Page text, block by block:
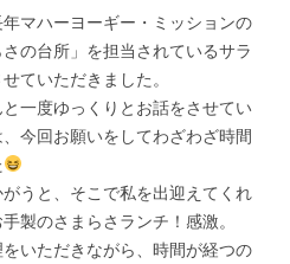
マハーヨーギー・ミッションの
の台所」を担当されているサラ
ていただきました。
一度ゆっくりとお話をさせてい
今回お願いをしてわざわざ時間
うと、そこで私を出迎えてくれ
製のさまらさランチ！感激。
いただきながら、時間が経つの